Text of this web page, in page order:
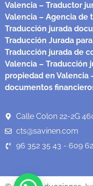
Valencia – Traductor
Valencia – Agencia de
Traducción jurada
Traducción Jurada
Traducción jurada de
Valencia – Traducción
propiedad en Valencia
documentos
Calle Colon 22-2G
cts@savinen.com
96 352 35 43 - 609